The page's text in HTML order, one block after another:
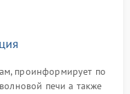
проинформирует по
печи а также